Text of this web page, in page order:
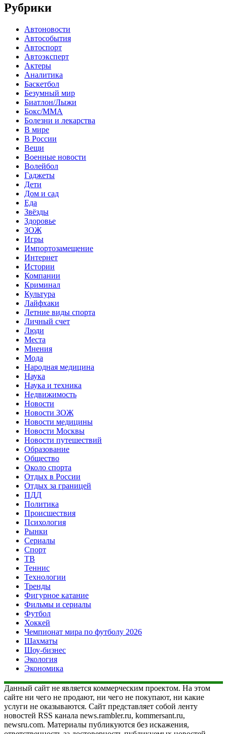
Рубрики
Автоновости
Автособытия
Автоспорт
Автоэксперт
Актеры
Аналитика
Баскетбол
Безумный мир
Биатлон/Лыжи
Бокс/MMA
Болезни и лекарства
В мире
В России
Вещи
Военные новости
Волейбол
Гаджеты
Дети
Дом и сад
Еда
Звёзды
Здоровье
ЗОЖ
Игры
Импортозамещение
Интернет
Истории
Компании
Криминал
Культура
Лайфхаки
Летние виды спорта
Личный счет
Люди
Места
Мнения
Мода
Народная медицина
Наука
Наука и техника
Недвижимость
Новости
Новости ЗОЖ
Новости медицины
Новости Москвы
Новости путешествий
Образование
Общество
Около спорта
Отдых в России
Отдых за границей
ПДД
Политика
Происшествия
Психология
Рынки
Сериалы
Спорт
ТВ
Теннис
Технологии
Тренды
Фигурное катание
Фильмы и сериалы
Футбол
Хоккей
Чемпионат мира по футболу 2026
Шахматы
Шоу-бизнес
Экология
Экономика
Данный сайт не является коммерческим проектом. На этом
сайте ни чего не продают, ни чего не покупают, ни какие
услуги не оказываются. Сайт представляет собой ленту
новостей RSS канала news.rambler.ru, kommersant.ru,
newsru.com. Материалы публикуются без искажения,